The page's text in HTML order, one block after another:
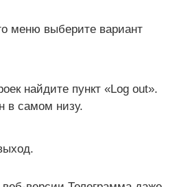
меню выберите вариант
найдите пункт «Log out».
в самом низу.